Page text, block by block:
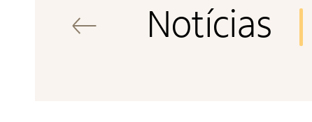
Notícias